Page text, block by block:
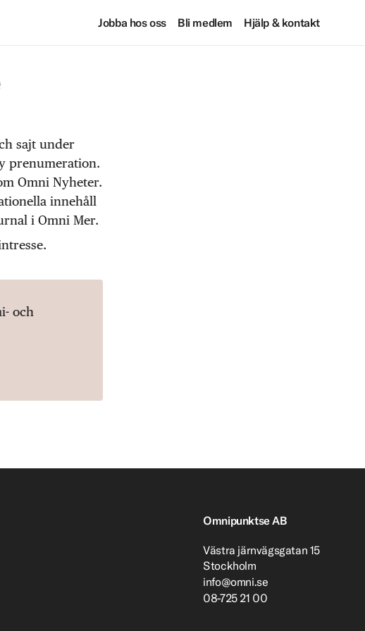
Jobba hos oss Bli medlem Hjälp & kontakt
sajt under
prenumeration.
Omni Nyheter.
innehåll
i Omni Mer.
och
Omnipunktse AB
Västra järnvägsgatan 15
Stockholm
info@omni.se
08-725 21 00